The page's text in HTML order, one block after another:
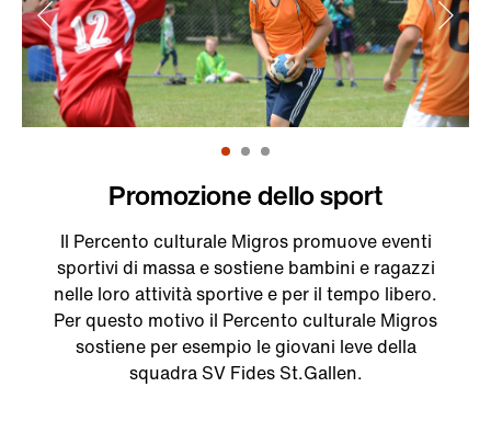
Promozione dello sport
Il Percento culturale Migros promuove eventi
sportivi di massa e sostiene bambini e ragazzi
nelle loro attività sportive e per il tempo libero.
Per questo motivo il Percento culturale Migros
sostiene per esempio le giovani leve della
squadra SV Fides St.Gallen.